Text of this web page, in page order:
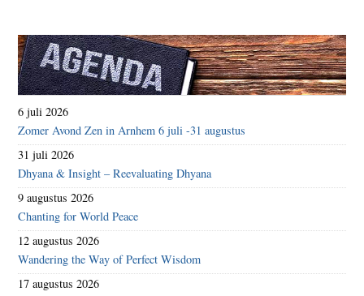
6 juli 2026
Zomer Avond Zen in Arnhem 6 juli -31 augustus
31 juli 2026
Dhyana & Insight – Reevaluating Dhyana
9 augustus 2026
Chanting for World Peace
12 augustus 2026
Wandering the Way of Perfect Wisdom
17 augustus 2026